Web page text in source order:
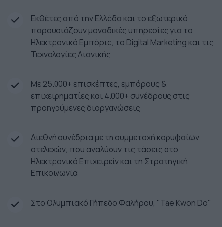
Εκθέτες από την Ελλάδα και το εξωτερικό
παρουσιάζουν μοναδικές υπηρεσίες για το
Ηλεκτρονικό Εμπόριο, το Digital Marketing και τις
Τεχνολογίες Λιανικής
Με 25.000+ επισκέπτες, εμπόρους &
επιχειρηματίες και 4.000+ συνέδρους στις
προηγούμενες διοργανώσεις
Διεθνή συνέδρια με τη συμμετοχή κορυφαίων
στελεχών, που αναλύουν τις τάσεις στο
Ηλεκτρονικό Επιχειρείν και τη Στρατηγική
Επικοινωνία
Στο Ολυμπιακό Γήπεδο Φαλήρου, "Tae Kwon Do"